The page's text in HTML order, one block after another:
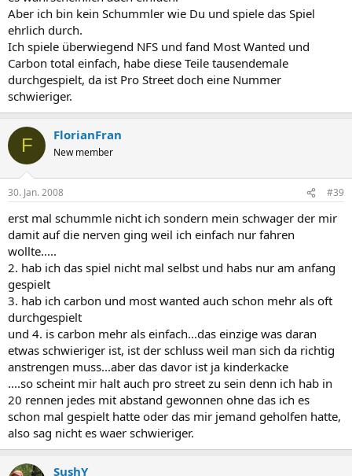
Aber ich bin kein Schummler wie Du und spiele das Spiel
ehrlich durch.
Ich spiele überwiegend NFS und fand Most Wanted und
Carbon total einfach, habe diese Teile tausendemale
durchgespielt, da ist Pro Street doch eine Nummer
schwieriger.
F FlorianFran
New member
30. Jan. 2008 #39
erst mal schummle nicht ich sondern mein schwager der mir
damit auf die nerven ging weil ich einfach nur fahren
wollte.....
2. hab ich das spiel nicht mal selbst und habs nur am anfang
gespielt
3. hab ich carbon und most wanted auch schon mehr als oft
durchgespielt
und 4. is carbon mehr als einfach...das einzige was daran
etwas schwieriger ist, ist der schluss weil man sich da richtig
anstrengen muss...aber das davor ist ja kinderkacke
....so scheint mir halt auch pro street zu sein denn ich hab in
20 rennen jedes mit abstand gewonnen ohne das ich es
schon mal gespielt hatte oder das mir jemand geholfen hatte,
also sag nicht es waer schwieriger.
SushY